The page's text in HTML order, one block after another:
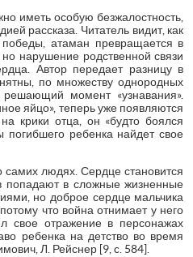
иметь особую безжалостность,
рассказа. Читатель видит, как
победы, атаман превращается в
нарушение родственной связи
Автор передает разницу в
по множеству однородных
решающий момент «узнавания».
яйцо», теперь уже появляются
крики отца, он «будто боялся
ребенка найдет свое
самих людях. Сердце становится
попадают в сложные жизненные
но доброе сердце мальчика
что война отнимает у него
свое отражение в персонажах
ребенка на детство во время
Л. Рейснер [9, c. 584].